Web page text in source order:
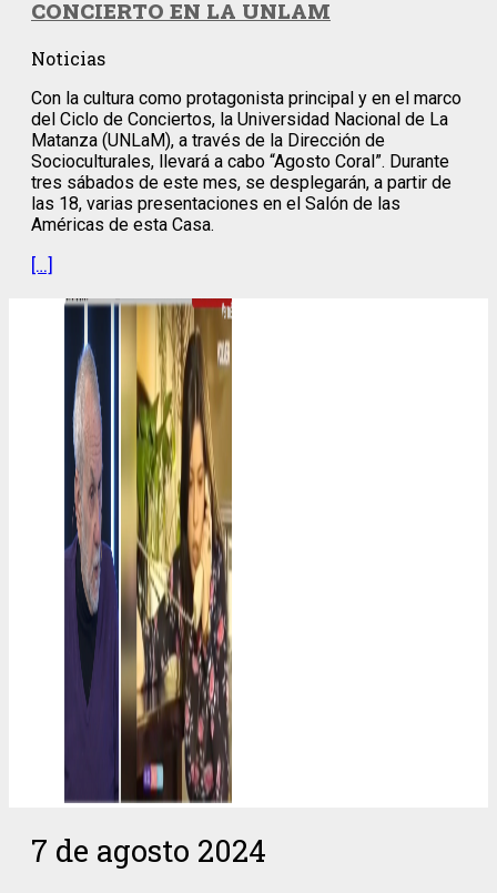
CONCIERTO EN LA UNLAM
Noticias
Con la cultura como protagonista principal y en el marco
del Ciclo de Conciertos, la Universidad Nacional de La
Matanza (UNLaM), a través de la Dirección de
Socioculturales, llevará a cabo “Agosto Coral”. Durante
tres sábados de este mes, se desplegarán, a partir de
las 18, varias presentaciones en el Salón de las
Américas de esta Casa.
[…]
7 de agosto 2024